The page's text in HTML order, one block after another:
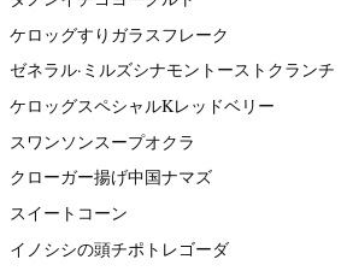
ケロッグすりガラスフレーク
ゼネラル·ミルズシナモントーストクランチ
ケロッグスペシャルKレッドベリー
スワンソンスープオクラ
クローガー揚げ中国ナマズ
スイートコーン
イノシシの頭チポトレゴーダ